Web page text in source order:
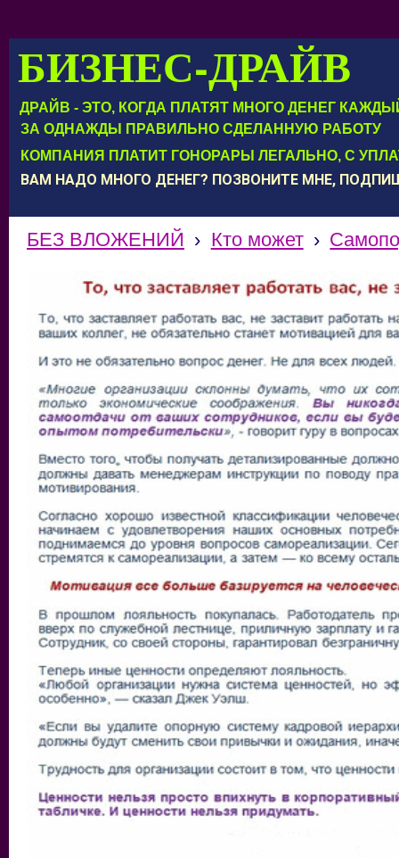
БИЗНЕС-ДРАЙВ
ДРАЙВ - ЭТО, КОГДА ПЛАТЯТ МНОГО ДЕНЕГ
КОМПАНИЯ ПЛАТИТ ГОНОРАРЫ ЛЕГАЛЬНО, С
ЗА ОДНАЖДЫ ПРАВИЛЬНО СДЕЛАННУЮ РАБОТУ
ВАМ НАДО МНОГО ДЕНЕГ? ПОЗВОНИТЕ МНЕ,
БЕЗ ВЛОЖЕНИЙ › Кто может ›